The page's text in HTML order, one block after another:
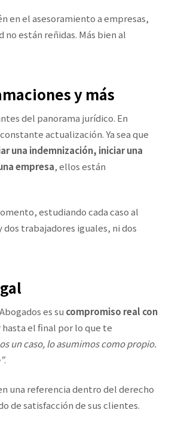
en el asesoramiento a empresas,
están reñidas. Más bien al
y más
del panorama jurídico. En
actualización. Ya sea que
una indemnización, iniciar una
empresa, ellos están
estudiando cada caso al
trabajadores iguales, ni dos
es su compromiso real con
hasta el final por lo que te
un caso, lo asumimos como propio.
.
una referencia dentro del derecho
de satisfacción de sus clientes.